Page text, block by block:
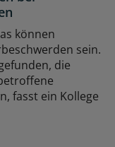
können
sein.
die
fasst ein Kollege